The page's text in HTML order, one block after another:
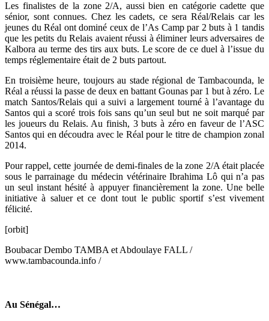
Les finalistes de la zone 2/A, aussi bien en catégorie cadette que
sénior, sont connues. Chez les cadets, ce sera Réal/Relais car les
jeunes du Réal ont dominé ceux de l’As Camp par 2 buts à 1 tandis
que les petits du Relais avaient réussi à éliminer leurs adversaires de
Kalbora au terme des tirs aux buts. Le score de ce duel à l’issue du
temps réglementaire était de 2 buts partout.
En troisième heure, toujours au stade régional de Tambacounda, le
Réal a réussi la passe de deux en battant Gounas par 1 but à zéro. Le
match Santos/Relais qui a suivi a largement tourné à l’avantage du
Santos qui a scoré trois fois sans qu’un seul but ne soit marqué par
les joueurs du Relais. Au finish, 3 buts à zéro en faveur de l’ASC
Santos qui en découdra avec le Réal pour le titre de champion zonal
2014.
Pour rappel, cette journée de demi-finales de la zone 2/A était placée
sous le parrainage du médecin vétérinaire Ibrahima Lô qui n’a pas
un seul instant hésité à appuyer financièrement la zone. Une belle
initiative à saluer et ce dont tout le public sportif s’est vivement
félicité.
[orbit]
Boubacar Dembo TAMBA et Abdoulaye FALL /
www.tambacounda.info /
Au Sénégal…